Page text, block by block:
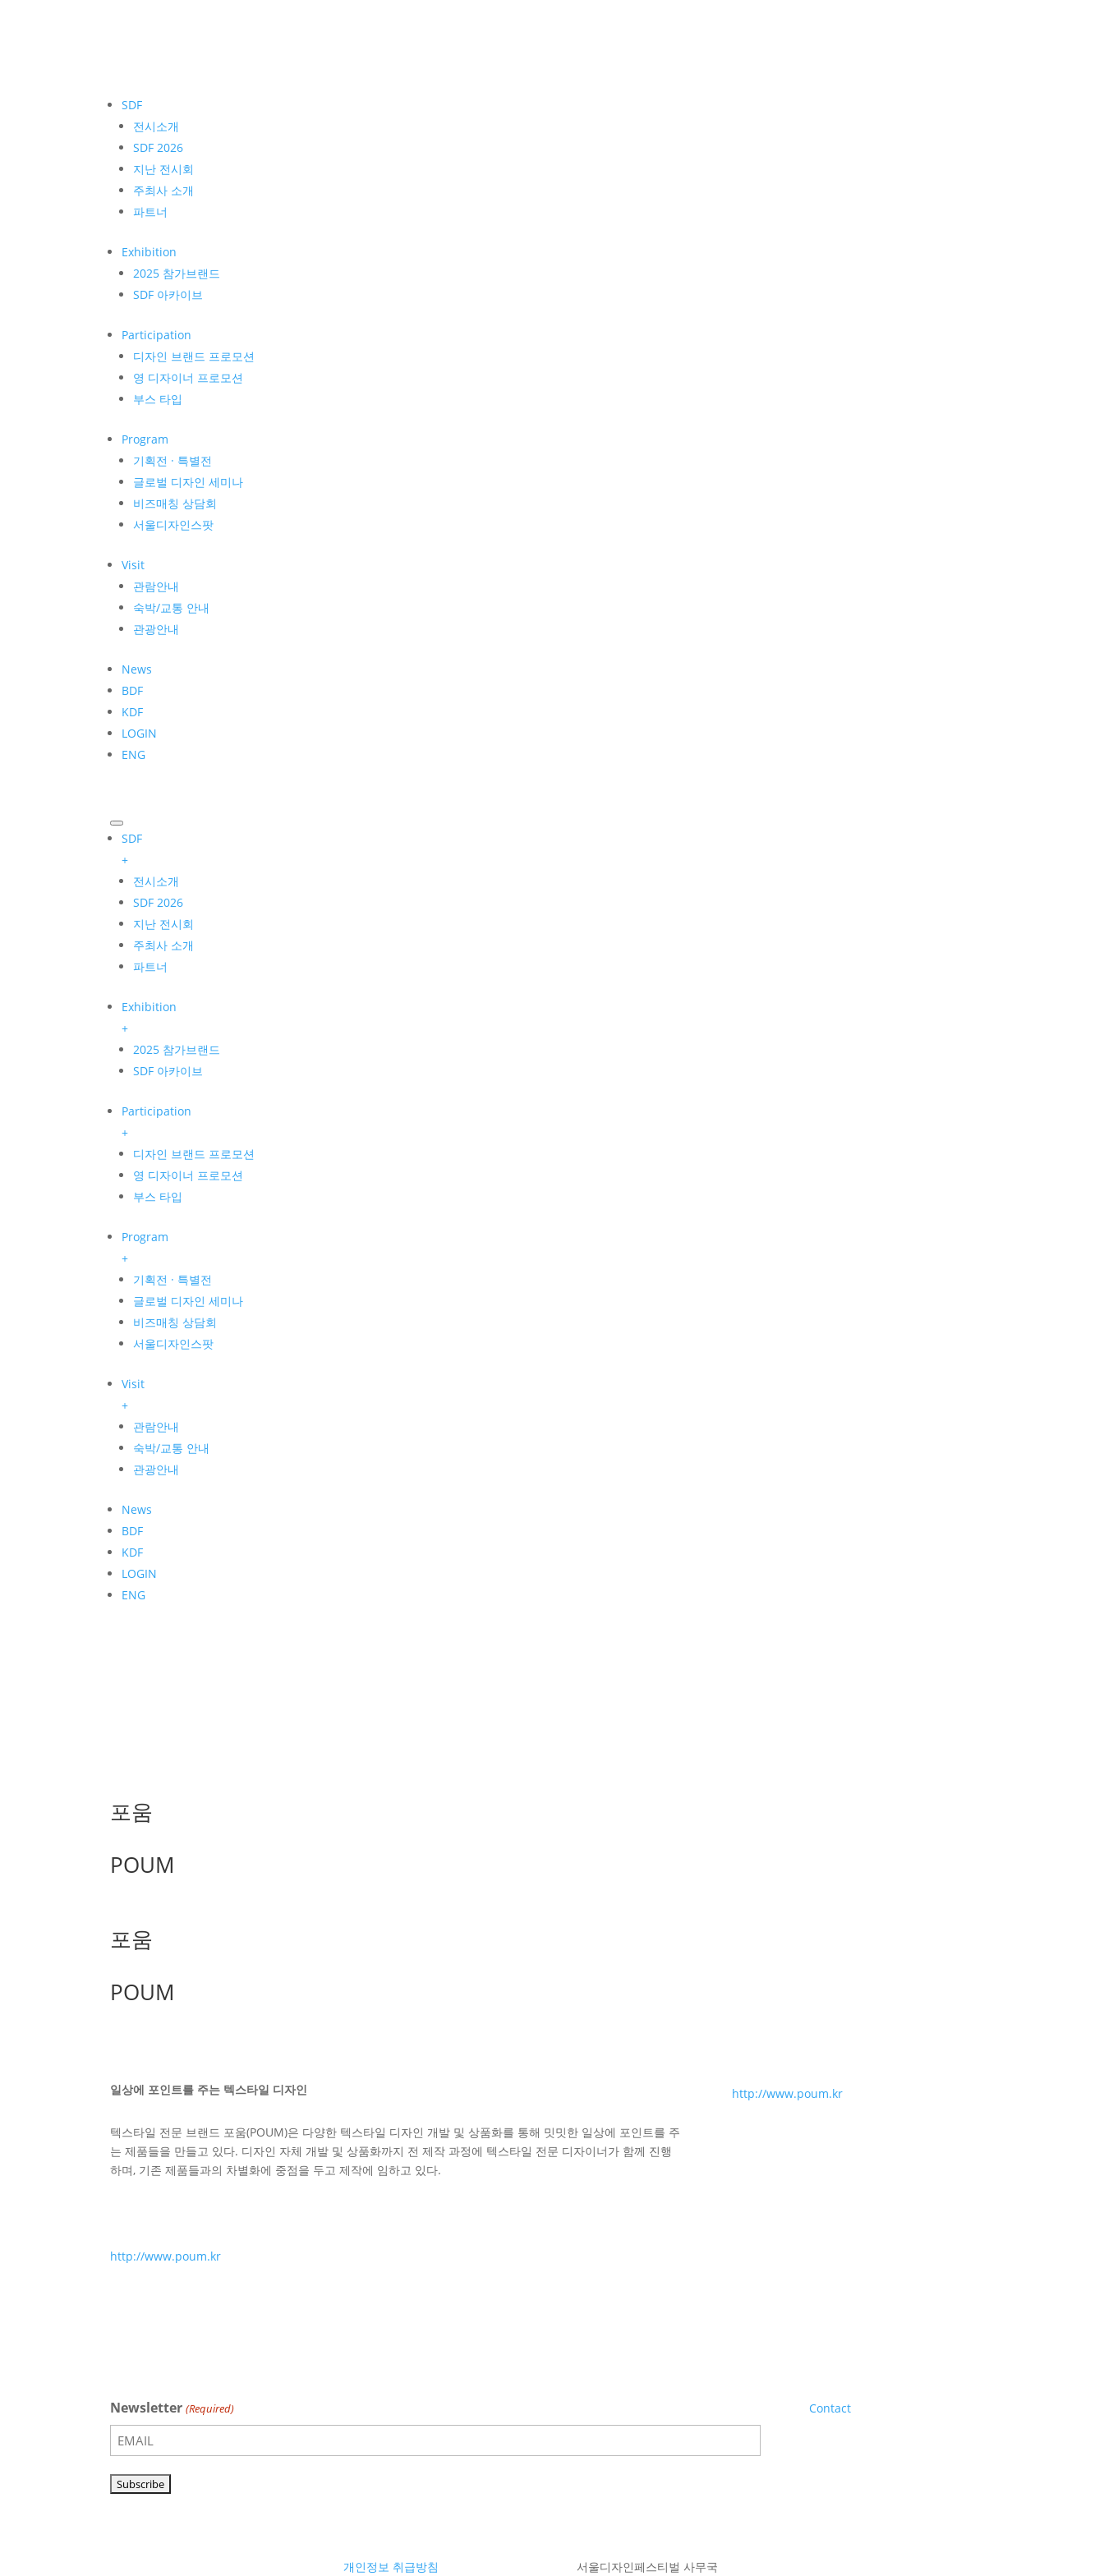
SDF
전시소개
SDF 2026
지난 전시회
주최사 소개
파트너
Exhibition
2025 참가브랜드
SDF 아카이브
Participation
디자인 브랜드 프로모션
영 디자이너 프로모션
부스 타입
Program
기획전 · 특별전
글로벌 디자인 세미나
비즈매칭 상담회
서울디자인스팟
Visit
관람안내
숙박/교통 안내
관광안내
News
BDF
KDF
LOGIN
ENG
SDF
+
전시소개
SDF 2026
지난 전시회
주최사 소개
파트너
Exhibition
+
2025 참가브랜드
SDF 아카이브
Participation
+
디자인 브랜드 프로모션
영 디자이너 프로모션
부스 타입
Program
+
기획전 · 특별전
글로벌 디자인 세미나
비즈매칭 상담회
서울디자인스팟
Visit
+
관람안내
숙박/교통 안내
관광안내
News
BDF
KDF
LOGIN
ENG
포움
POUM
포움
POUM
일상에 포인트를 주는 텍스타일 디자인
텍스타일 전문 브랜드 포움(POUM)은 다양한 텍스타일 디자인 개발 및 상품화를 통해 밋밋한 일상에 포인트를 주
는 제품들을 만들고 있다. 디자인 자체 개발 및 상품화까지 전 제작 과정에 텍스타일 전문 디자이너가 함께 진행
하며, 기존 제품들과의 차별화에 중점을 두고 제작에 임하고 있다.
http://www.poum.kr
http://www.poum.kr
Newsletter (Required) Contact
개인정보 취급방침 서울디자인페스티벌 사무국